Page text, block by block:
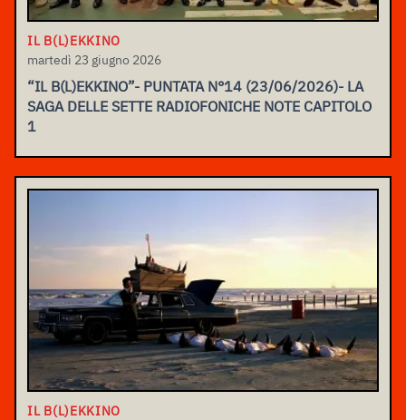
IL B(L)EKKINO
martedì 23 giugno 2026
“IL B(L)EKKINO”- PUNTATA N°14 (23/06/2026)- LA
SAGA DELLE SETTE RADIOFONICHE NOTE CAPITOLO
1
IL B(L)EKKINO